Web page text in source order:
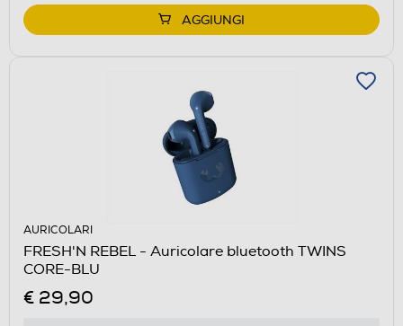
AGGIUNGI
AURICOLARI
FRESH'N REBEL - Auricolare bluetooth TWINS
CORE-BLU
€ 29,90